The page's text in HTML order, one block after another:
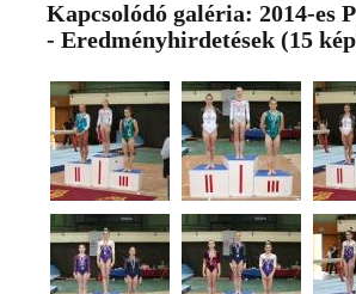
Kapcsolódó galéria: 2014-es
- Eredményhirdetések (15